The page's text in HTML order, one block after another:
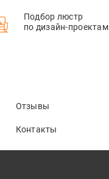
Подбор люстр
по дизайн-проектам
Отзывы
Контакты